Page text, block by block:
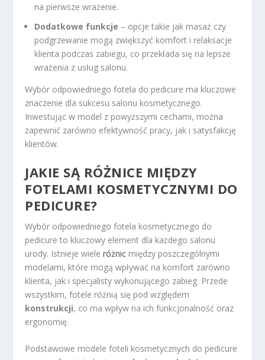
na pierwsze wrażenie.
Dodatkowe funkcje – opcje takie jak masaż czy
podgrzewanie mogą zwiększyć komfort i relaksacje
klienta podczas zabiegu, co przekłada się na lepsze
wrażenia z usług salonu.
Wybór odpowiedniego fotela do pedicure ma kluczowe
znaczenie dla sukcesu salonu kosmetycznego.
Inwestując w model z powyższymi cechami, można
zapewnić zarówno efektywność pracy, jak i satysfakcję
klientów.
JAKIE SĄ RÓŻNICE MIĘDZY
FOTELAMI KOSMETYCZNYMI DO
PEDICURE?
Wybór odpowiedniego fotela kosmetycznego do
pedicure to kluczowy element dla każdego salonu
urody. Istnieje wieleróżnic między poszczególnymi
modelami, które mogą wpływać na komfort zarówno
klienta, jak i specjalisty wykonującego zabieg. Przede
wszystkim, fotele różnią się pod względem
konstrukcji, co ma wpływ na ich funkcjonalność oraz
ergonomię.
Podstawowe modele foteli kosmetycznych do pedicure